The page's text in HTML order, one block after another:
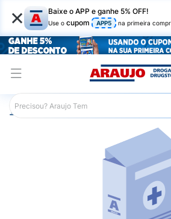
× Baixe o APP e ganhe 5% OFF!
Use o cupom APP5 na primeira
Araujo Saúde e Bem Estar